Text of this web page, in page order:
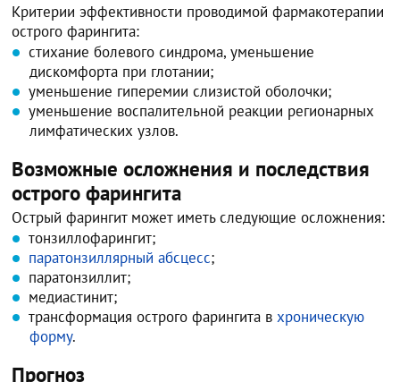
Критерии эффективности проводимой фармакотерапии
острого фарингита:
стихание болевого синдрома, уменьшение
дискомфорта при глотании;
уменьшение гиперемии слизистой оболочки;
уменьшение воспалительной реакции регионарных
лимфатических узлов.
Возможные осложнения и последствия
острого фарингита
Острый фарингит может иметь следующие осложнения:
тонзиллофарингит;
паратонзиллярный абсцесс;
паратонзиллит;
медиастинит;
трансформация острого фарингита вхроническую
форму.
Прогноз